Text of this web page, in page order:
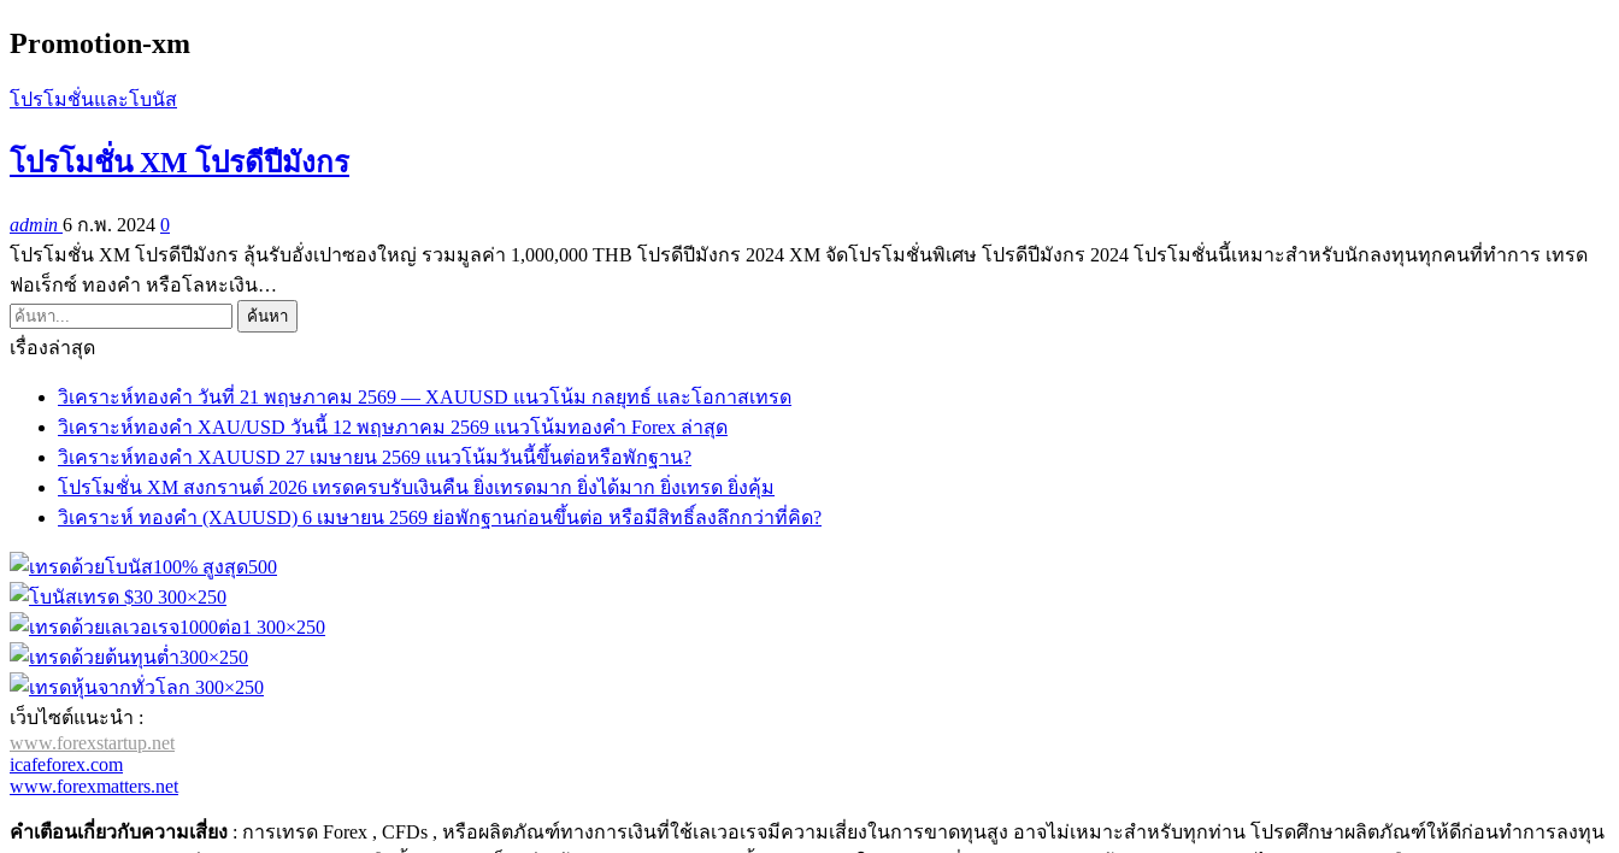
Promotion-xm
โปรโมชั่นและโบนัส
โปรโมชั่น XM โปรดีปีมังกร
admin 6 ก.พ. 2024 0
โปรโมชั่น XM โปรดีปีมังกร ลุ้นรับอั่งเปาซองใหญ่ รวมมูลค่า 1,000,000 THB โปรดีปีมังกร 2024 XM จัดโปรโมชั่นพิเศษ โปรดีปีมังกร 2024 โปรโมชั่นนี้เหมาะสำหรับนักลงทุนทุกคนที่ทำการ เทรด
ฟอเร็กซ์ ทองคำ หรือโลหะเงิน…
เรื่องล่าสุด
วิเคราะห์ทองคำ วันที่ 21 พฤษภาคม 2569 — XAUUSD แนวโน้ม กลยุทธ์ และโอกาสเทรด
วิเคราะห์ทองคำ XAU/USD วันนี้ 12 พฤษภาคม 2569 แนวโน้มทองคำ Forex ล่าสุด
วิเคราะห์ทองคำ XAUUSD 27 เมษายน 2569 แนวโน้มวันนี้ขึ้นต่อหรือพักฐาน?
โปรโมชั่น XM สงกรานต์ 2026 เทรดครบรับเงินคืน ยิ่งเทรดมาก ยิ่งได้มาก ยิ่งเทรด ยิ่งคุ้ม
วิเคราะห์ ทองคำ (XAUUSD) 6 เมษายน 2569 ย่อพักฐานก่อนขึ้นต่อ หรือมีสิทธิ์ลงลึกกว่าที่คิด?
เว็บไซต์แนะนำ :
www.forexstartup.net
icafeforex.com
www.forexmatters.net
คำเตือนเกี่ยวกับความเสี่ยง : การเทรด Forex , CFDs , หรือผลิตภัณฑ์ทางการเงินที่ใช้เลเวอเรจมีความเสี่ยงในการขาดทุนสูง อาจไม่เหมาะสำหรับทุกท่าน โปรดศึกษาผลิตภัณฑ์ให้ดีก่อนทำการลงทุน